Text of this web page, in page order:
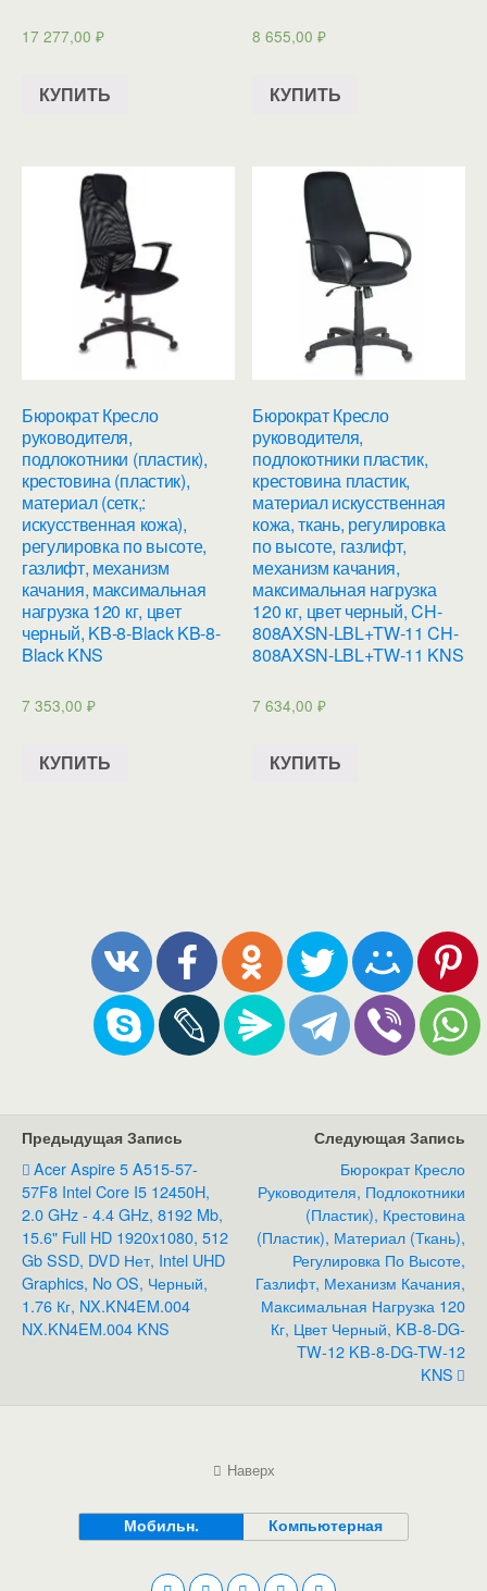
17 277,00 ₽
КУПИТЬ
8 655,00₽
КУПИТЬ
Бюрократ Кресло
руководителя,
подлокотники (пластик),
крестовина (пластик),
материал (сетк,:
искусственная кожа),
регулировка по высоте,
газлифт, механизм
качания, максимальная
нагрузка 120 кг, цвет
черный, KB-8-Black KB-8-
Black KNS
7 353,00 ₽
КУПИТЬ
Бюрократ Кресло
руководителя,
подлокотники пластик,
крестовина пластик,
материал искусственная
кожа, ткань, регулировка
по высоте, газлифт,
механизм качания,
максимальная нагрузка
120 кг, цвет черный, CH-
808AXSN-LBL+TW-11 CH-
808AXSN-LBL+TW-11 KNS
7 634,00₽
КУПИТЬ
Предыдущая Запись
Acer Aspire 5 A515-57-
57F8 Intel Core I5 12450H,
2.0 GHz - 4.4 GHz, 8192 Mb,
15.6" Full HD 1920x1080, 512
Gb SSD, DVD Нет, Intel UHD
Graphics, No OS, Черный,
1.76 Кг, NX.KN4EM.004
NX.KN4EM.004 KNS
Следующая Запись
Бюрократ Кресло
Руководителя, Подлокотники
(пластик), Крестовина
(пластик), Материал (ткань),
Регулировка По Высоте,
Газлифт, Механизм Качания,
Максимальная Нагрузка 120
Кг, Цвет Черный, KB-8-DG-
TW-12 KB-8-DG-TW-12
KNS
Наверх
Мобильн. Компьютерная